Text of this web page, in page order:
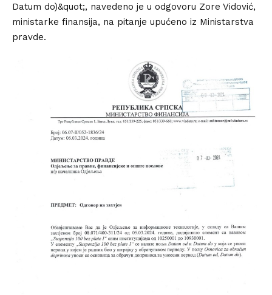
Datum do)&quot;, navedeno je u odgovoru Zore Vidović,
ministarke finansija, na pitanje upućeno iz Ministarstva
pravde.